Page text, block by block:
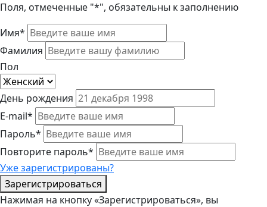
Поля, отмеченные "*", обязательны к заполнению
Имя*
Фамилия
Пол
День рождения
E-mail*
Пароль*
Повторите пароль*
Уже зарегистрированы?
Зарегистрироваться
Нажимая на кнопку «Зарегистрироваться», вы